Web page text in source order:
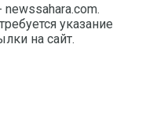
указание
на сайт.